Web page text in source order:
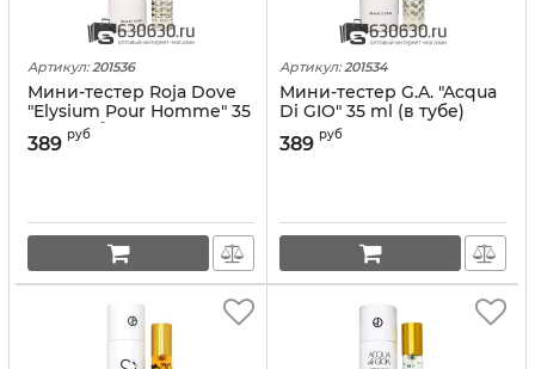
Артикул: 201536
Мини-тестер Roja Dove
"Elysium Pour Homme" 35
ml (в тубе)
389 руб
Артикул: 201534
Мини-тестер G.A. "Acqua
Di GIO" 35 ml (в тубе)
389 руб